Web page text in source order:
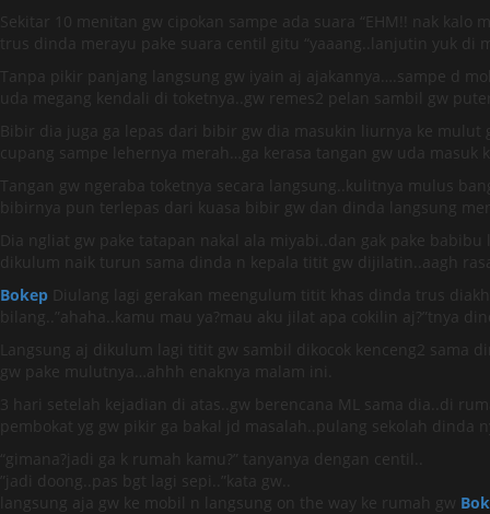
Sekitar 10 menitan gw cipokan sampe ada suara “EHM!! nak
trus dinda merayu pake suara centil gitu “yaaang..lanjutin yuk di
Tanpa pikir panjang langsung gw iyain aj ajakannya….sampe d
uda megang kendali di toketnya..gw remes2 pelan sambil gw
Bibir dia juga ga lepas dari bibir gw dia masukin liurnya ke
cupang sampe lehernya merah…ga kerasa tangan gw uda masuk
Tangan gw ngeraba toketnya secara langsung..kulitnya mulus
bibirnya pun terlepas dari kuasa bibir gw dan dinda langsung
Dia ngliat gw pake tatapan nakal ala miyabi..dan gak pake
dikulum naik turun sama dinda n kepala titit gw dijilatin..aagh
Bokep Diulang lagi gerakan meengulum titit khas dinda trus
bilang..”ahaha..kamu mau ya?mau aku jilat apa cokilin aj?”tnya
Langsung aj dikulum lagi titit gw sambil dikocok kenceng2 sama
gw pake mulutnya…ahhh enaknya malam ini.
3 hari setelah kejadian di atas..gw berencana ML sama dia..di
pembokat yg gw pikir ga bakal jd masalah..pulang sekolah dinda
“gimana?jadi ga k rumah kamu?” tanyanya dengan centil..
”jadi doong..pas bgt lagi sepi..”kata gw..
langsung aja gw ke mobil n langsung on the way ke rumah gw